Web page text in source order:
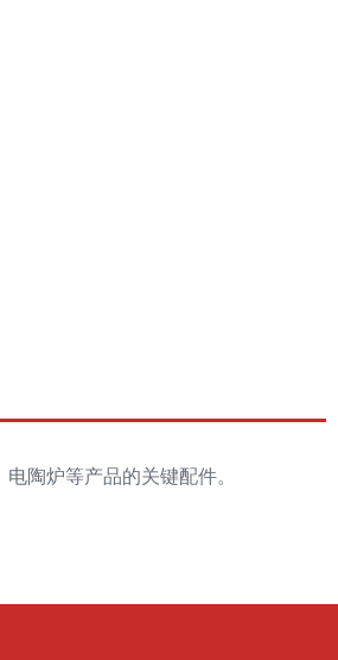
陶炉等产品的关键配件。